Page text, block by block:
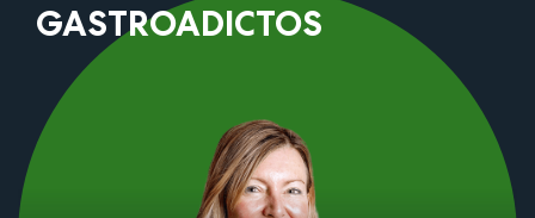
GASTROADICTOS